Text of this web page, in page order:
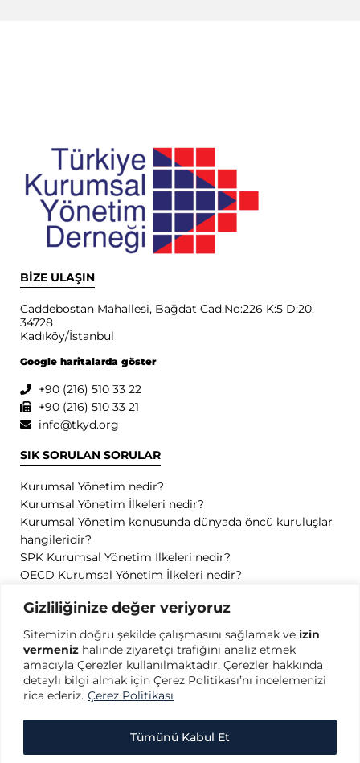
Gizliliğinize değer veriyoruz
Sitemizin doğru şekilde çalışmasını sağlamak ve izin
vermeniz halinde ziyaretçi trafiğini analiz etmek
amacıyla Çerezler kullanılmaktadır. Çerezler hakkında
detaylı bilgi almak için Çerez Politikası’nı incelemenizi
rica ederiz. Çerez Politikası
Tümünü Kabul Et
BİZE ULAŞIN
Caddebostan Mahallesi, Bağdat Cad.No:226 K:5 D:20,
34728
Kadıköy/İstanbul
Google haritalarda göster
+90 (216) 510 33 22
+90 (216) 510 33 21
info@tkyd.org
SIK SORULAN SORULAR
Kurumsal Yönetim nedir?
Kurumsal Yönetim İlkeleri nedir?
Kurumsal Yönetim konusunda dünyada öncü kuruluşlar
hangileridir?
SPK Kurumsal Yönetim İlkeleri nedir?
OECD Kurumsal Yönetim İlkeleri nedir?
GİZLİLİK
Gizlilik Politikası
Kullanım Koşulları
Kişisel Verilerin Korunması
Çerez Politikası